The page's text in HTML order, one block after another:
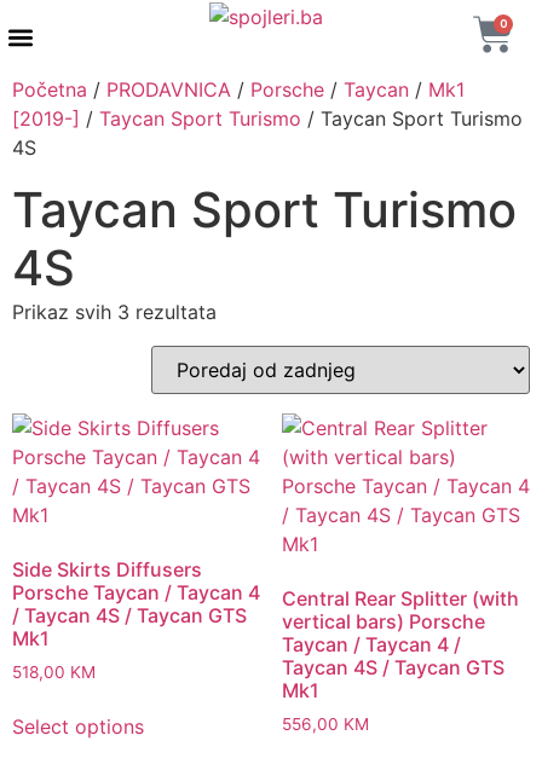
0
Početna / PRODAVNICA / Porsche / Taycan / Mk1
[2019-] / Taycan Sport Turismo / Taycan Sport Turismo
4S
Taycan Sport Turismo
4S
Prikaz svih 3 rezultata
Side Skirts Diffusers
Porsche Taycan / Taycan 4
/ Taycan 4S / Taycan GTS
Mk1
518,00 KM
Select options
Central Rear Splitter (with
vertical bars) Porsche
Taycan / Taycan 4 /
Taycan 4S / Taycan GTS
Mk1
556,00 KM